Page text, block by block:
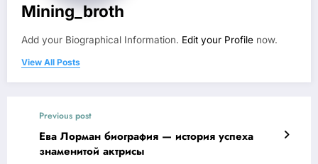
Mining_broth
Add your Biographical Information. Edit your Profile now.
View All Posts
Previous post
Ева Лорман биография — история успеха
знаменитой актрисы